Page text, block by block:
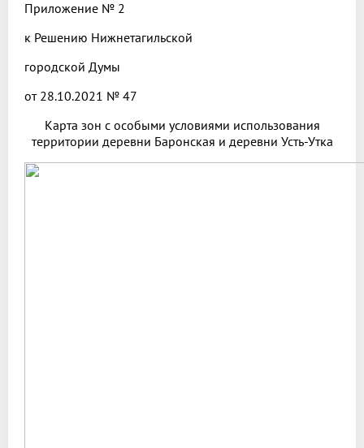
Приложение № 2
к Решению Нижнетагильской
городской Думы
от 28.10.2021 № 47
Карта зон с особыми условиями использования
территории деревни Баронская и деревни Усть-Утка